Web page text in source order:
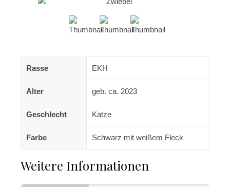
Rasse EKH
Alter geb. ca. 2023
Geschlecht Katze
Farbe Schwarz mit weißem Fleck
Weitere Informationen